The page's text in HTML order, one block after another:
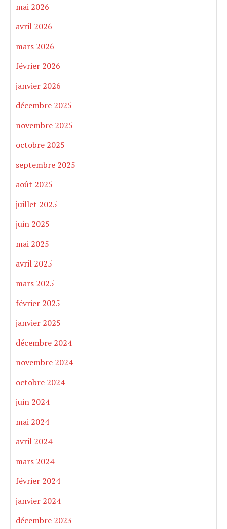
mai 2026
avril 2026
mars 2026
février 2026
janvier 2026
décembre 2025
novembre 2025
octobre 2025
septembre 2025
août 2025
juillet 2025
juin 2025
mai 2025
avril 2025
mars 2025
février 2025
janvier 2025
décembre 2024
novembre 2024
octobre 2024
juin 2024
mai 2024
avril 2024
mars 2024
février 2024
janvier 2024
décembre 2023